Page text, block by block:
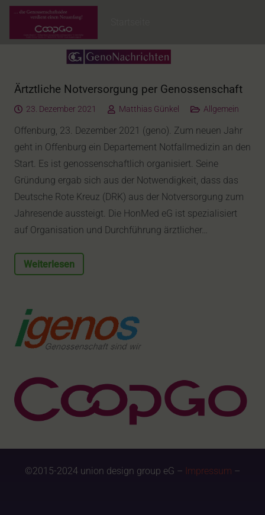
Ärtztliche Notversorgung per Genossenschaft
23. Dezember 2021 Matthias Günkel Allgemein
Offenburg, 23. Dezember 2021 (geno). Zum neuen Jahr
geht in Offenburg ein Departement Notfallmedizin an den
Start. Es ist genossenschaftlich organisiert. Seine
Gründung ergab sich aus der Notwendigkeit, dass das
Deutsche Rote Kreuz (DRK) aus der Notversorgung zum
Jahresende aussteigt. Die HonMed eG ist spezialisiert
auf Organisation und Durchführung ärztlicher…
Weiterlesen
©2015-2024 union design group eG – Impressum –